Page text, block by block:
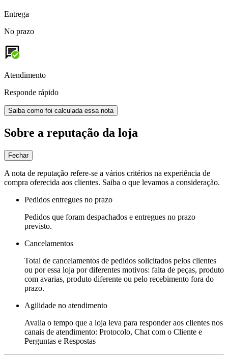
Entrega
No prazo
Atendimento
Responde rápido
Saiba como foi calculada essa nota
Sobre a reputação da loja
Fechar
A nota de reputação refere-se a vários critérios na experiência de
compra oferecida aos clientes. Saiba o que levamos a consideração.
Pedidos entregues no prazo
Pedidos que foram despachados e entregues no prazo
previsto.
Cancelamentos
Total de cancelamentos de pedidos solicitados pelos clientes
ou por essa loja por diferentes motivos: falta de peças, produto
com avarias, produto diferente ou pelo recebimento fora do
prazo.
Agilidade no atendimento
Avalia o tempo que a loja leva para responder aos clientes nos
canais de atendimento: Protocolo, Chat com o Cliente e
Perguntas e Respostas